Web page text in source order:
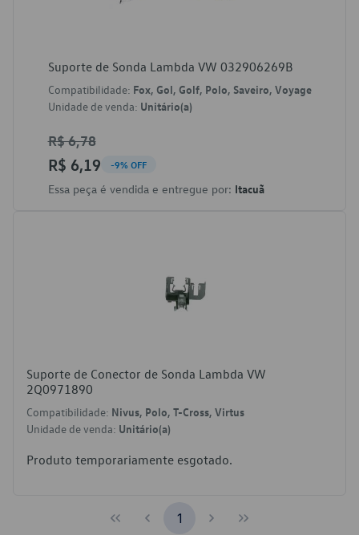
Suporte de Sonda Lambda VW 032906269B
Compatibilidade: Fox, Gol, Golf, Polo, Saveiro, Voyage
Unidade de venda: Unitário(a)
R$ 6,78
R$ 6,19 -9% OFF
Essa peça é vendida e entregue por: Itacuã
Suporte de Conector de Sonda Lambda VW
2Q0971890
Compatibilidade: Nivus, Polo, T-Cross, Virtus
Unidade de venda: Unitário(a)
Produto temporariamente esgotado.
1